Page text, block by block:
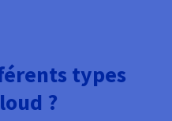
types
?